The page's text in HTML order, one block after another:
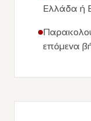
Ελλάδα ή
επόμενα